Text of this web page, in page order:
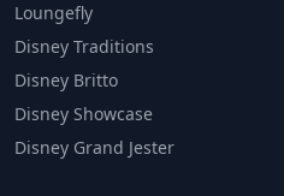
Loungefly
Disney Traditions
Disney Britto
Disney Showcase
Disney Grand Jester